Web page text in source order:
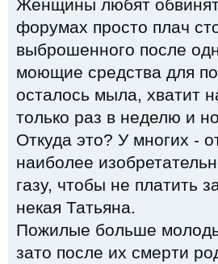
Женщины любят
форумах просто плач
выброшенного после
моющие средства для
осталось мыла, хватит
только раз в неделю и
Откуда это? У многих -
наиболее
газу, чтобы не платить
некая Татьяна.
Пожилые больше
зато после их смерти